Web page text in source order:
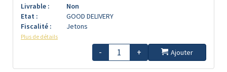
Livrable :
Non
Etat :
GOOD DELIVERY
Fiscalité :
Jetons
Plus de détails
- + Ajouter